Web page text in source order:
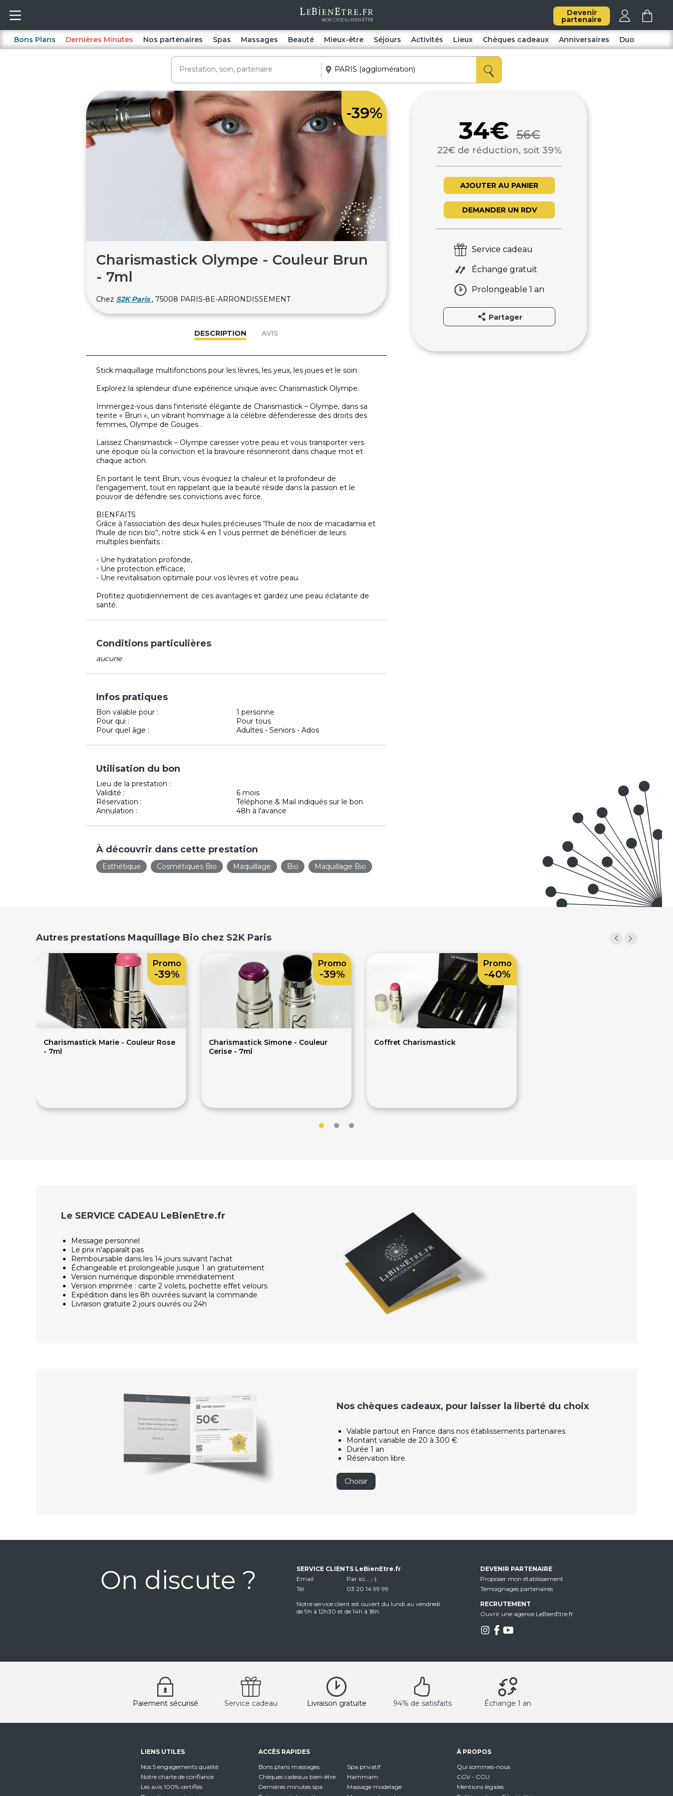
Devenir
partenaire
Bons Plans Dernières Minutes Nos partenaires Spas Massages Beauté Mieux-être Séjours Activités Lieux Chèques cadeaux Anniversaires Duo
-39%
Charismastick Olympe - Couleur Brun
- 7ml
Chez S2K Paris , 75008 PARIS-8E-ARRONDISSEMENT
DESCRIPTION AVIS
Stick maquillage multifonctions pour les lèvres, les yeux, les joues et le soin.
Explorez la splendeur d'une expérience unique avec Charismastick Olympe.
Immergez-vous dans l'intensité élégante de Charismastick – Olympe, dans sa
teinte « Brun », un vibrant hommage à la célèbre défenderesse des droits des
femmes, Olympe de Gouges .
Laissez Charismastick – Olympe caresser votre peau et vous transporter vers
une époque où la conviction et la bravoure résonneront dans chaque mot et
chaque action.
En portant le teint Brun, vous évoquez la chaleur et la profondeur de
l'engagement, tout en rappelant que la beauté réside dans la passion et le
pouvoir de défendre ses convictions avec force.
BIENFAITS
Grâce à l’association des deux huiles précieuses “l'huile de noix de macadamia et
l'huile de ricin bio”, notre stick 4 en 1 vous permet de bénéficier de leurs
multiples bienfaits :
- Une hydratation profonde,
- Une protection efficace,
- Une revitalisation optimale pour vos lèvres et votre peau.
Profitez quotidiennement de ces avantages et gardez une peau éclatante de
santé.
Conditions particulières
aucune
Infos pratiques
Bon valable pour :
1 personne
Pour qui :
Pour tous
Pour quel âge :
Adultes - Seniors - Ados
Utilisation du bon
Lieu de la prestation :
Validité :
6 mois
Réservation :
Téléphone & Mail indiqués sur le bon
Annulation :
48h à l'avance
À découvrir dans cette prestation
Esthétique Cosmétiques Bio Maquillage Bio Maquillage Bio
34€ 56€
22€ de réduction, soit 39%
AJOUTER AU PANIER
DEMANDER UN RDV
Service cadeau
Échange gratuit
Prolongeable 1 an
Partager
Autres prestations Maquillage Bio chez S2K Paris
Charismastick Marie - Couleur Rose
- 7ml
Promo
-39%
Charismastick Simone - Couleur
Cerise - 7ml
Promo
-39%
Coffret Charismastick
Promo
-40%
Le SERVICE CADEAU LeBienEtre.fr
Message personnel
Le prix n'apparaît pas
Remboursable dans les 14 jours suivant l'achat
Échangeable et prolongeable jusque 1 an gratuitement
Version numérique disponible immédiatement
Version imprimée : carte 2 volets, pochette effet velours
Expédition dans les 8h ouvrées suivant la commande
Livraison gratuite 2 jours ouvrés ou 24h
Nos chèques cadeaux, pour laisser la liberté du choix
Valable partout en France dans nos établissements partenaires
Montant variable de 20 à 300 €
Durée 1 an
Réservation libre
Choisir
On discute ?
SERVICE CLIENTS LeBienEtre.fr
Email
Par ici... ;-)
Tél
03 20 14 99 99
Notre service client est ouvert du lundi au vendredi
de 9h à 12h30 et de 14h à 18h
DEVENIR PARTENAIRE
Proposer mon établissement
Témoignages partenaires
RECRUTEMENT
Ouvrir une agence LeBienEtre.fr
Paiement sécurisé Service cadeau Livraison gratuite 94% de satisfaits Échange 1 an
LIENS UTILES
Nos 5 engagements qualité
Notre charte de confiance
Les avis 100% certifiés
ACCÈS RAPIDES
Bons plans massages
Chèques cadeaux bien-être
Dernières minutes spa
Spa privatif
Hammam
Massage modelage
À PROPOS
Qui sommes-nous
CGV - CGU
Mentions légales